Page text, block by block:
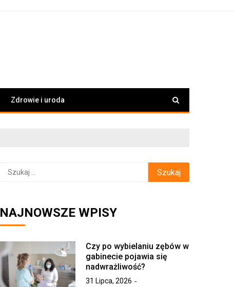
Zdrowie i uroda
Szukaj:
NAJNOWSZE WPISY
Czy po wybielaniu zębów w
gabinecie pojawia się
nadwrażliwość?
31 Lipca, 2026